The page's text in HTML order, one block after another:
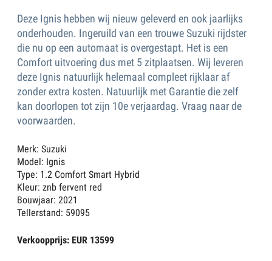
Deze Ignis hebben wij nieuw geleverd en ook jaarlijks
onderhouden. Ingeruild van een trouwe Suzuki rijdster
die nu op een automaat is overgestapt. Het is een
Comfort uitvoering dus met 5 zitplaatsen. Wij leveren
deze Ignis natuurlijk helemaal compleet rijklaar af
zonder extra kosten. Natuurlijk met Garantie die zelf
kan doorlopen tot zijn 10e verjaardag. Vraag naar de
voorwaarden.
Merk: Suzuki
Model: Ignis
Type: 1.2 Comfort Smart Hybrid
Kleur: znb fervent red
Bouwjaar: 2021
Tellerstand: 59095
Verkoopprijs: EUR 13599